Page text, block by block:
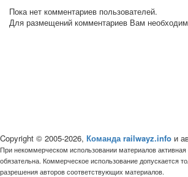
Пока нет комментариев пользователей.
Для размещений комментариев Вам
Copyright © 2005-2026, Команда railwayz.info и
При некоммерческом использовании материалов
обязательна. Коммерческое использование допускается
разрешения авторов соответствующих материалов.